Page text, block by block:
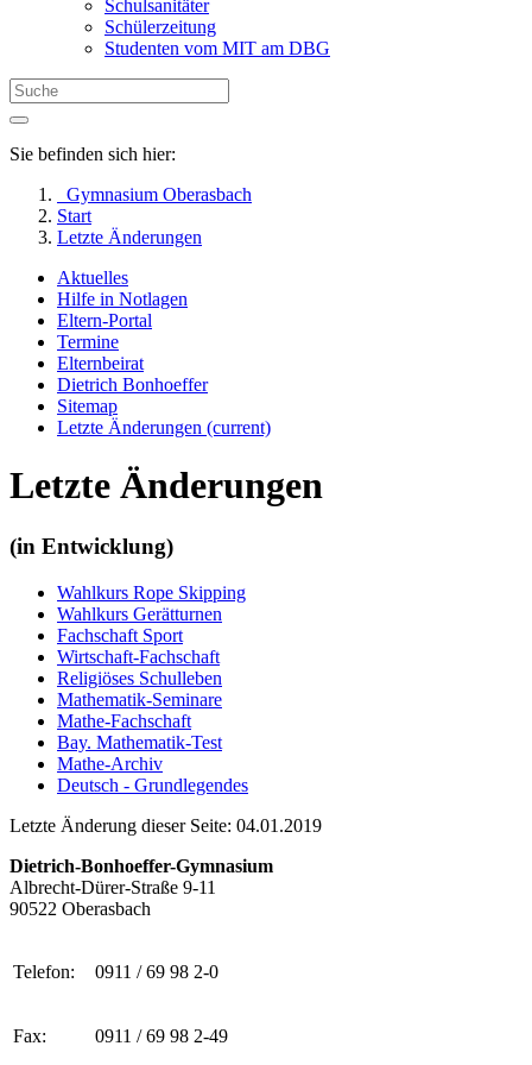
Schulsanitäter
Schülerzeitung
Studenten vom MIT am DBG
Sie befinden sich hier:
Gymnasium Oberasbach
Start
Letzte Änderungen
Aktuelles
Hilfe in Notlagen
Eltern-Portal
Termine
Elternbeirat
Dietrich Bonhoeffer
Sitemap
Letzte Änderungen (current)
Letzte Änderungen
(in Entwicklung)
Wahlkurs Rope Skipping
Wahlkurs Gerätturnen
Fachschaft Sport
Wirtschaft-Fachschaft
Religiöses Schulleben
Mathematik-Seminare
Mathe-Fachschaft
Bay. Mathematik-Test
Mathe-Archiv
Deutsch - Grundlegendes
Letzte Änderung dieser Seite: 04.01.2019
Dietrich-Bonhoeffer-Gymnasium
Albrecht-Dürer-Straße 9-11
90522 Oberasbach
Telefon: 0911 / 69 98 2-0
Fax: 0911 / 69 98 2-49